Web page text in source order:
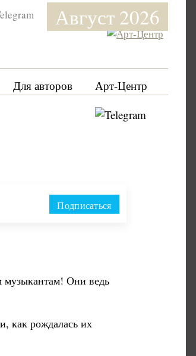
Август 2026
Для авторов Арт-Центр
Подписаться
музыкантам! Они ведь
как рождалась их